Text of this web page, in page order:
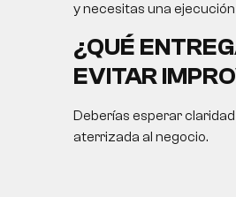
y necesitas una
¿QUÉ
EVITAR
Deberías esperar
aterrizada al negocio.